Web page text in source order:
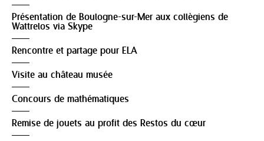
Présentation de Boulogne-sur-Mer aux collègiens de
Wattrelos via Skype
Rencontre et partage pour ELA
Visite au château musée
Concours de mathématiques
Remise de jouets au profit des Restos du cœur